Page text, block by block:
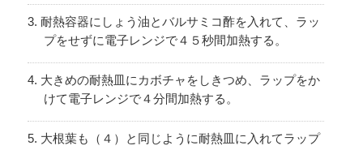
耐熱容器にしょう油とバルサミコ酢を入れて、ラッ
プをせずに電子レンジで４５秒間加熱する。
大きめの耐熱皿にカボチャをしきつめ、ラップをか
けて電子レンジで４分間加熱する。
大根葉も（４）と同じように耐熱皿に入れてラップ